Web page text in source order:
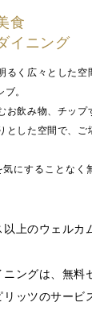
食
イニング
るく広々とした空
。
お飲み物、チップ
とした空間で、ご
にすることなく
上のウェルカ
ングは、無料
ッツのサービ